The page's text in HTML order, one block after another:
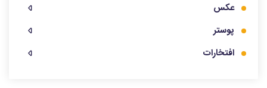
عکس
پوستر
افتخارات